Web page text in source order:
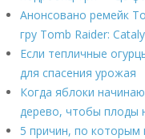
Анонсовано ремейк
гру Tomb Raider:
Если тепличные
для спасения урожая
Когда яблоки
дерево, чтобы плоды
5 причин, по которым